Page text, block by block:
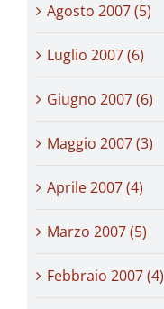
Agosto 2007 (5)
Luglio 2007 (6)
Giugno 2007 (6)
Maggio 2007 (3)
Aprile 2007 (4)
Marzo 2007 (5)
Febbraio 2007 (4)